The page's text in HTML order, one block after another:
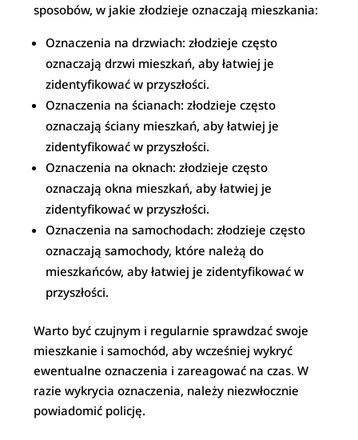
sposobów, w jakie złodzieje oznaczają mieszkania:
Oznaczenia na drzwiach: złodzieje często
oznaczają drzwi mieszkań, aby łatwiej je
zidentyfikować w przyszłości.
Oznaczenia na ścianach: złodzieje często
oznaczają ściany mieszkań, aby łatwiej je
zidentyfikować w przyszłości.
Oznaczenia na oknach: złodzieje często
oznaczają okna mieszkań, aby łatwiej je
zidentyfikować w przyszłości.
Oznaczenia na samochodach: złodzieje często
oznaczają samochody, które należą do
mieszkańców, aby łatwiej je zidentyfikować w
przyszłości.
Warto być czujnym i regularnie sprawdzać swoje
mieszkanie i samochód, aby wcześniej wykryć
ewentualne oznaczenia i zareagować na czas. W
razie wykrycia oznaczenia, należy niezwłocznie
powiadomić policję.